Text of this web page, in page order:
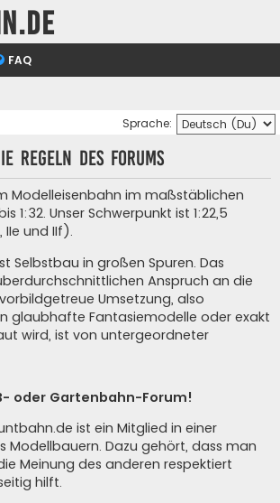
FAQ
Sprache:
Regeln des Forums
Modelleisenbahn im maßstäblichen
1:32. Unser Schwerpunkt ist 1:22,5
IIe und IIf).
Selbstbau in großen Spuren. Das
Anspruch an die
Umsetzung, also
glaubhafte Fantasiemodelle oder exakt
wird, ist von untergeordneter
oder Gartenbahn-Forum!
ist ein Mitglied in einer
Modellbauern. Dazu gehört, dass man
Meinung des anderen respektiert
hilft.